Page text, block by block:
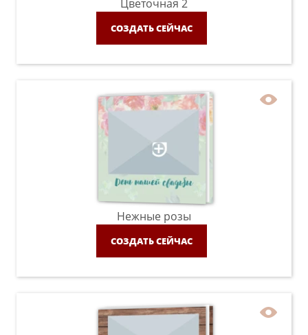
Цветочная 2
СОЗДАТЬ СЕЙЧАС
Нежные розы
СОЗДАТЬ СЕЙЧАС